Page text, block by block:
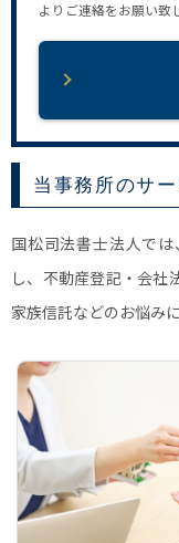
よりご連絡をお願い致
当事務所のサ
国松司法書士法人で
し、不動産登記・会社
家族信託などのお悩み